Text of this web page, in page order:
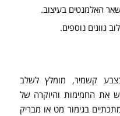
האלמנטים בעיצוב.
גוונים נוספים.
קשמיר, מומלץ לשלב
את החמימות והיוקרה של
בגימור מט או מבריק